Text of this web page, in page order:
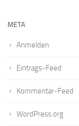
META
Anmelden
Eintrags-Feed
Kommentar-Feed
WordPress.org